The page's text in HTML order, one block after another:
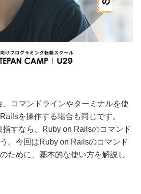
、コマンドラインやターミナルを使
を操作する場合も同じです。
指すなら、Ruby on Railsのコマンド
。今回はRuby on Railsのコマンド
ために、基本的な使い方を解説し